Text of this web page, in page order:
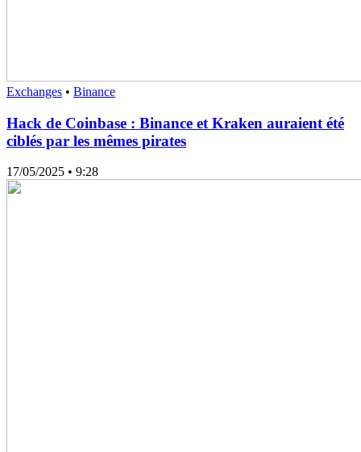
Exchanges • Binance
Hack de Coinbase : Binance et Kraken auraient été
ciblés par les mêmes pirates
17/05/2025 • 9:28